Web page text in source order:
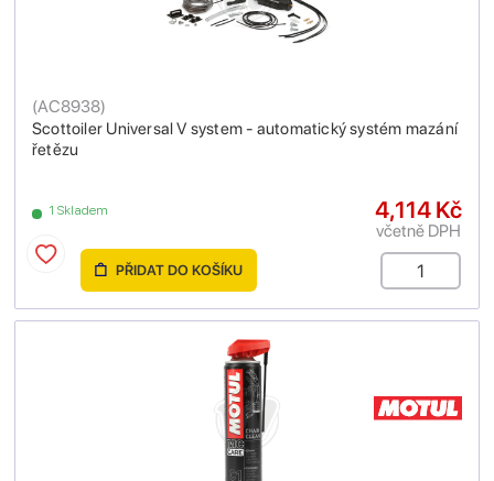
Scottoiler Universal V system - automatický systém mazání
řetězu
(AC8938)
1 Skladem 4,114 Kč
včetně DPH
PŘIDAT DO KOŠÍKU